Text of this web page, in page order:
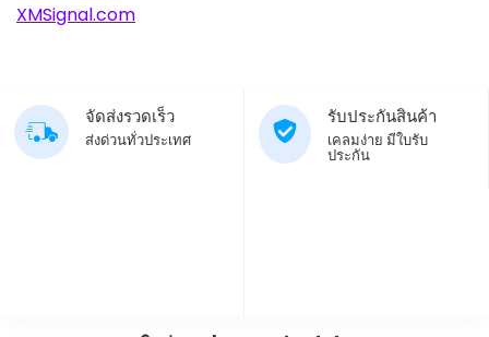
XMSignal.com
จัดส่งรวดเร็ว
ส่งด่วนทั่วประเทศ
รับประกันสินค้า
เคลมง่าย มีใบรับ
ประกัน